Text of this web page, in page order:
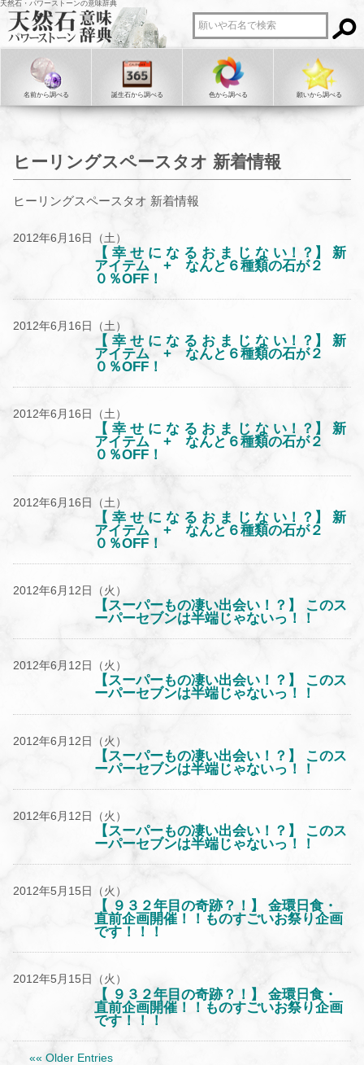
天然石・パワーストーンの意味辞典
名前から調べる 誕生石から調べる 色から調べる 願いから調べる
ヒーリングスペースタオ 新着情報
ヒーリングスペースタオ 新着情報
2012年6月16日（土）
【 幸 せ に な る お ま じ な い！？】 新
アイテム + なんと６種類の石が２
０％OFF！
2012年6月16日（土）
【 幸 せ に な る お ま じ な い！？】 新
アイテム + なんと６種類の石が２
０％OFF！
2012年6月16日（土）
【 幸 せ に な る お ま じ な い！？】 新
アイテム + なんと６種類の石が２
０％OFF！
2012年6月16日（土）
【 幸 せ に な る お ま じ な い！？】 新
アイテム + なんと６種類の石が２
０％OFF！
2012年6月12日（火）
【スーパーもの凄い出会い！？】 このス
ーパーセブンは半端じゃないっ！！
2012年6月12日（火）
【スーパーもの凄い出会い！？】 このス
ーパーセブンは半端じゃないっ！！
2012年6月12日（火）
【スーパーもの凄い出会い！？】 このス
ーパーセブンは半端じゃないっ！！
2012年6月12日（火）
【スーパーもの凄い出会い！？】 このス
ーパーセブンは半端じゃないっ！！
2012年5月15日（火）
【 ９３２年目の奇跡？！】 金環日食・
直前企画開催！！ものすごいお祭り企画
です！！！
2012年5月15日（火）
【 ９３２年目の奇跡？！】 金環日食・
直前企画開催！！ものすごいお祭り企画
です！！！
«« Older Entries